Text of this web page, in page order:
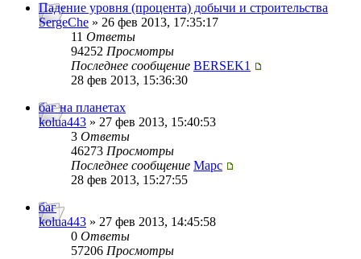
Падение уровня (процента) добычи и строительства
SergeChe » 26 фев 2013, 17:35:17
11 Ответы
94252 Просмотры
Последнее сообщение BERSEK1
28 фев 2013, 15:36:30
баг на планетах
kolua443 » 27 фев 2013, 15:40:53
3 Ответы
46273 Просмотры
Последнее сообщение Mapc
28 фев 2013, 15:27:55
баг
kolua443 » 27 фев 2013, 14:45:58
0 Ответы
57206 Просмотры